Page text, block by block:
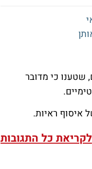
שטענו כי מדובר
איסוף ראיות.
לקריאת כל התגובות